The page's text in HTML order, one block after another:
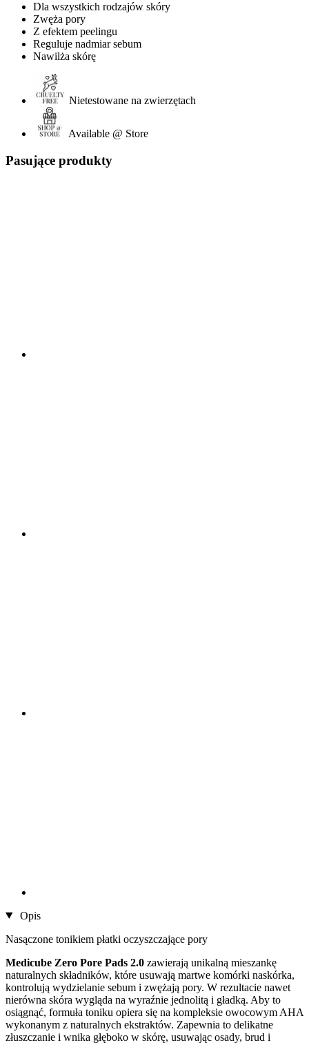
Dla wszystkich rodzajów skóry
Zwęża pory
Z efektem peelingu
Reguluje nadmiar sebum
Nawilża skórę
Nietestowane na zwierzętach
Available @ Store
Pasujące produkty
Opis
Nasączone tonikiem płatki oczyszczające pory
Medicube Zero Pore Pads 2.0 zawierają unikalną mieszankę
naturalnych składników, które usuwają martwe komórki naskórka,
kontrolują wydzielanie sebum i zwężają pory. W rezultacie nawet
nierówna skóra wygląda na wyraźnie jednolitą i gładką. Aby to
osiągnąć, formuła toniku opiera się na kompleksie owocowym AHA
wykonanym z naturalnych ekstraktów. Zapewnia to delikatne
złuszczanie i wnika głęboko w skórę, usuwając osady, brud i